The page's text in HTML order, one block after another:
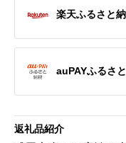
楽天ふるさと
auPAYふるさ
返礼品紹介